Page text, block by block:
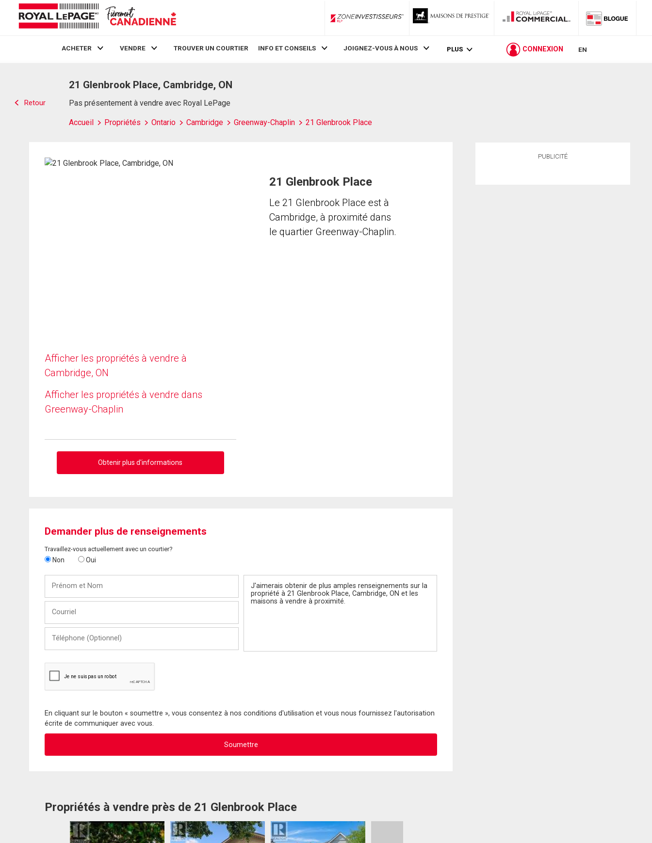
ZoneInvestisseurs RLP
ACHETER VENDRE TROUVER UN COURTIER INFO ET CONSEILS JOIGNEZ-VOUS À NOUS PLUS CONNEXION EN
Retour
21 Glenbrook Place, Cambridge, ON
Pas présentement à vendre avec Royal LePage
Accueil Propriétés Ontario Cambridge Greenway-Chaplin 21 Glenbrook Place
Afficher les propriétés à vendre à
Cambridge, ON
Afficher les propriétés à vendre dans
Greenway-Chaplin
Obtenir plus d'informations
21 Glenbrook Place
Le 21 Glenbrook Place est à
Cambridge, à proximité dans
le quartier Greenway-Chaplin.
Demander plus de renseignements
Travaillez-vous actuellement avec un courtier?
Non Oui
Nom
(Optionnel)
En cliquant sur le bouton « soumettre », vous consentez à nos conditions d'utilisation et vous nous fournissez l'autorisation
écrite de communiquer avec vous.
Propriétés à vendre près de 21 Glenbrook Place
PUBLICITÉ